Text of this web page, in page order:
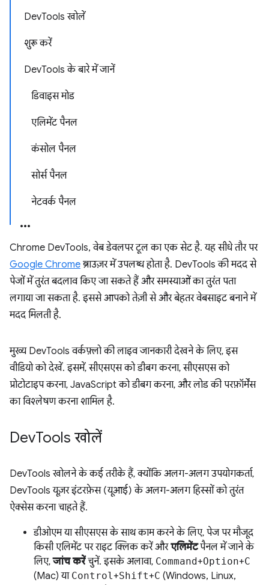
DevTools खोलें
शुरू करें
DevTools के बारे में जानें
डिवाइस मोड
एलिमेंट पैनल
कंसोल पैनल
सोर्स पैनल
नेटवर्क पैनल
Chrome DevTools, वेब डेवलपर टूल का एक सेट है. यह सीधे तौर पर
Google Chrome ब्राउज़र में उपलब्ध होता है. DevTools की मदद से
पेजों में तुरंत बदलाव किए जा सकते हैं और समस्याओं का तुरंत पता
लगाया जा सकता है. इससे आपको तेज़ी से और बेहतर वेबसाइट बनाने में
मदद मिलती है.
मुख्य DevTools वर्कफ़्लो की लाइव जानकारी देखने के लिए, इस
वीडियो को देखें. इसमें, सीएसएस को डीबग करना, सीएसएस को
प्रोटोटाइप करना, JavaScript को डीबग करना, और लोड की परफ़ॉर्मेंस
का विश्लेषण करना शामिल है.
DevTools खोलें
DevTools खोलने के कई तरीके हैं, क्योंकि अलग-अलग उपयोगकर्ता,
DevTools यूज़र इंटरफ़ेस (यूआई) के अलग-अलग हिस्सों को तुरंत
ऐक्सेस करना चाहते हैं.
डीओएम या सीएसएस के साथ काम करने के लिए, पेज पर मौजूद
किसी एलिमेंट पर राइट क्लिक करें औरएलिमेंटपैनल में जाने के
लिए,जांच करेंचुनें. इसके अलावा, Command+Option+C
(Mac) या Control+Shift+C (Windows, Linux,